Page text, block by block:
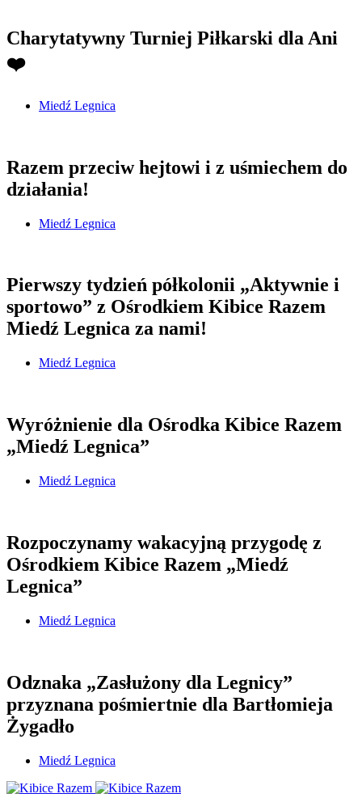
Charytatywny Turniej Piłkarski dla Ani
❤️
Miedź Legnica
Razem przeciw hejtowi i z uśmiechem do
działania!
Miedź Legnica
Pierwszy tydzień półkolonii „Aktywnie i
sportowo” z Ośrodkiem Kibice Razem
Miedź Legnica za nami!
Miedź Legnica
Wyróżnienie dla Ośrodka Kibice Razem
„Miedź Legnica”
Miedź Legnica
Rozpoczynamy wakacyjną przygodę z
Ośrodkiem Kibice Razem „Miedź
Legnica”
Miedź Legnica
Odznaka „Zasłużony dla Legnicy”
przyznana pośmiertnie dla Bartłomieja
Żygadło
Miedź Legnica